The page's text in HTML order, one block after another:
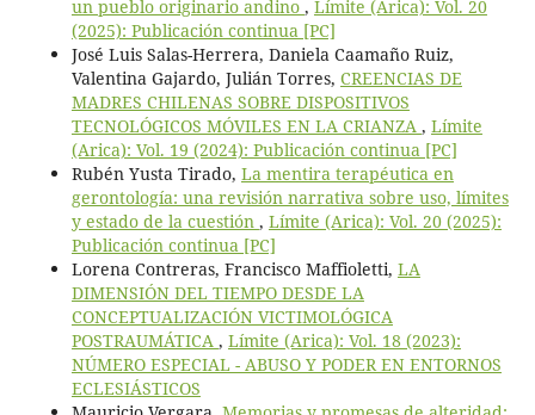
un pueblo originario andino , Límite (Arica): Vol. 20
(2025): Publicación continua [PC]
José Luis Salas-Herrera, Daniela Caamaño Ruiz,
Valentina Gajardo, Julián Torres, CREENCIAS DE
MADRES CHILENAS SOBRE DISPOSITIVOS
TECNOLÓGICOS MÓVILES EN LA CRIANZA , Límite
(Arica): Vol. 19 (2024): Publicación continua [PC]
Rubén Yusta Tirado, La mentira terapéutica en
gerontología: una revisión narrativa sobre uso, límites
y estado de la cuestión , Límite (Arica): Vol. 20 (2025):
Publicación continua [PC]
Lorena Contreras, Francisco Maffioletti, LA
DIMENSIÓN DEL TIEMPO DESDE LA
CONCEPTUALIZACIÓN VICTIMOLÓGICA
POSTRAUMÁTICA , Límite (Arica): Vol. 18 (2023):
NÚMERO ESPECIAL - ABUSO Y PODER EN ENTORNOS
ECLESIÁSTICOS